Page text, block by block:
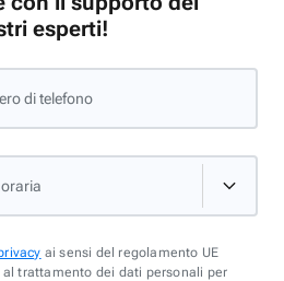
esperti!
di telefono
ai sensi del regolamento UE
trattamento dei dati personali per